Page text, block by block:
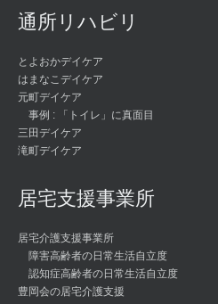
通所リハビリ
とよおかデイケア
はまなこデイケア
元町デイケア
事例 : 「トイレ」に真面目
三田デイケア
滝町デイケア
居宅支援事業所
居宅介護支援事業所
障害高齢者の日常生活自立度
認知症高齢者の日常生活自立度
豊岡会の居宅介護支援